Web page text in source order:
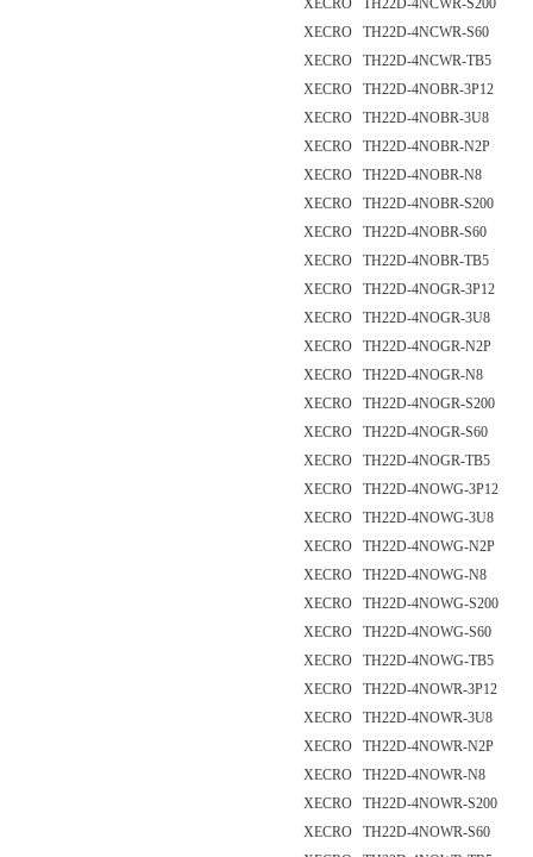
XECRO TH22D-4NCWR-S200
XECRO TH22D-4NCWR-S60
XECRO TH22D-4NCWR-TB5
XECRO TH22D-4NOBR-3P12
XECRO TH22D-4NOBR-3U8
XECRO TH22D-4NOBR-N2P
XECRO TH22D-4NOBR-N8
XECRO TH22D-4NOBR-S200
XECRO TH22D-4NOBR-S60
XECRO TH22D-4NOBR-TB5
XECRO TH22D-4NOGR-3P12
XECRO TH22D-4NOGR-3U8
XECRO TH22D-4NOGR-N2P
XECRO TH22D-4NOGR-N8
XECRO TH22D-4NOGR-S200
XECRO TH22D-4NOGR-S60
XECRO TH22D-4NOGR-TB5
XECRO TH22D-4NOWG-3P12
XECRO TH22D-4NOWG-3U8
XECRO TH22D-4NOWG-N2P
XECRO TH22D-4NOWG-N8
XECRO TH22D-4NOWG-S200
XECRO TH22D-4NOWG-S60
XECRO TH22D-4NOWG-TB5
XECRO TH22D-4NOWR-3P12
XECRO TH22D-4NOWR-3U8
XECRO TH22D-4NOWR-N2P
XECRO TH22D-4NOWR-N8
XECRO TH22D-4NOWR-S200
XECRO TH22D-4NOWR-S60